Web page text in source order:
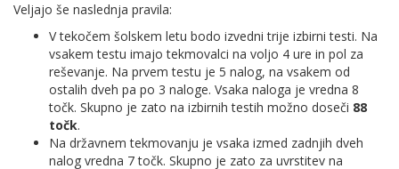
Veljajo še naslednja pravila:
V tekočem šolskem letu bodo izvedni trije izbirni testi. Na
vsakem testu imajo tekmovalci na voljo 4 ure in pol za
reševanje. Na prvem testu je 5 nalog, na vsakem od
ostalih dveh pa po 3 naloge. Vsaka naloga je vredna 8
točk. Skupno je zato na izbirnih testih možno doseči 88
točk.
Na državnem tekmovanju je vsaka izmed zadnjih dveh
nalog vredna 7 točk. Skupno je zato za uvrstitev na